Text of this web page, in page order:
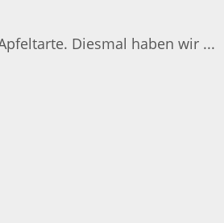
Diesmal haben wir ...